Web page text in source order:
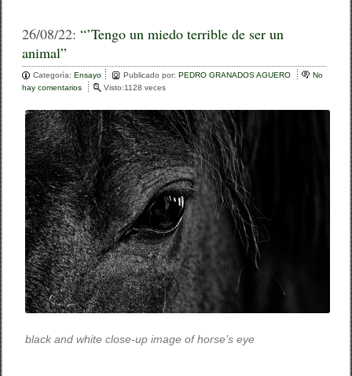
c
e
b
o
o
k
tt
er
m
p
ar
tir
26/08/22:“’Tengo un miedo terrible de ser un
animal”
Categoría:Ensayo Publicado por:PEDRO GRANADOS AGUERO
No
hay comentarios
“
’
T
e
n
g
o
u
n
m
i
e
d
o
t
e
r
i
Visto:1128 veces
black and white close-up image of horse’s eye